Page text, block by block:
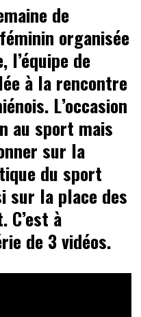
de
organisée
l’équipe de
à la rencontre
L’occasion
au sport mais
sur la
du sport
sur la place des
C’est à
de 3 vidéos.